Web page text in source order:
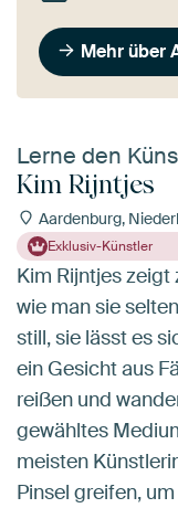
Mehr über
Lerne den
Kim Rijntjes
Aardenburg,
Exklusiv-Künstler
Kim Rijntjes
wie man sie
still, sie lässt es
ein Gesicht aus
reißen und
gewähltes
meisten
Pinsel greifen,